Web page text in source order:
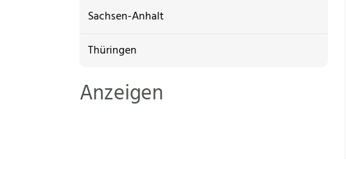
Sachsen-Anhalt
Thüringen
Anzeigen